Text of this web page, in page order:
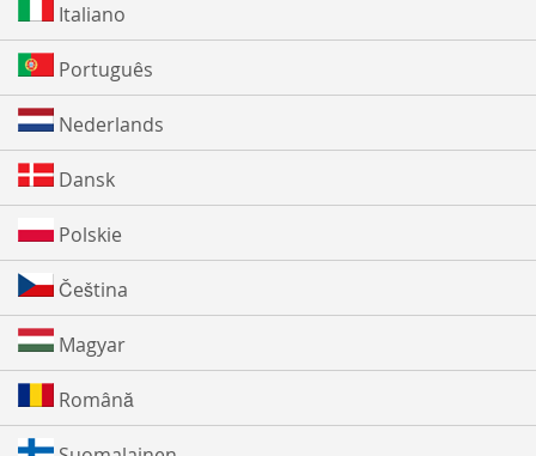
Italiano
Português
Nederlands
Dansk
Polskie
Čeština
Magyar
Română